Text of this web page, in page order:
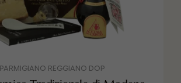
REGGIANO DOP